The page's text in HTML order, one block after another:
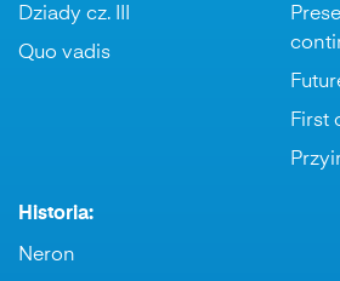
Dziady cz. III
Quo vadis
First
Historia:
Neron